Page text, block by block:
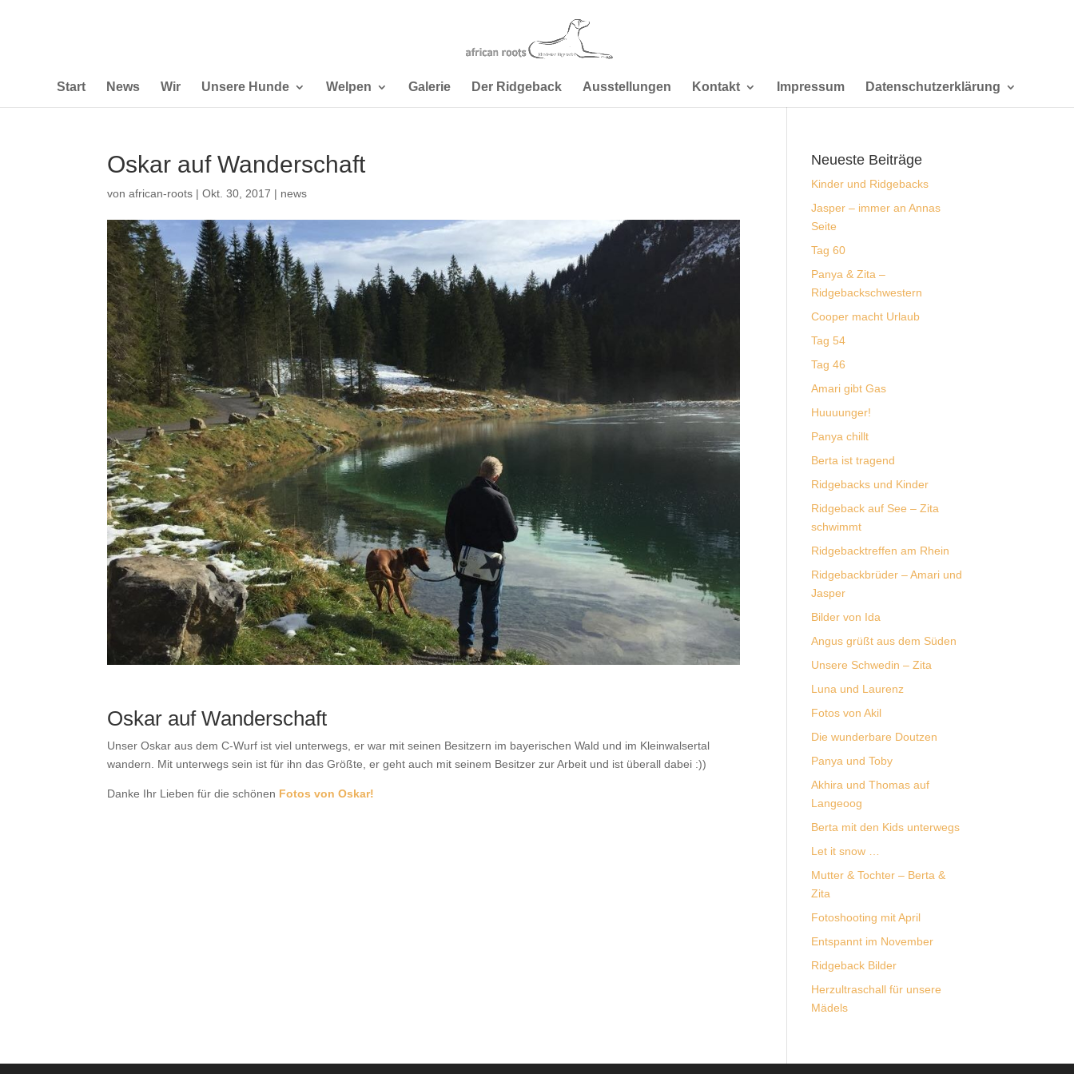
Start News Wir Unsere Hunde Welpen Galerie Der Ridgeback Ausstellungen Kontakt Impressum Datenschutzerklärung
Oskar auf Wanderschaft
vonafrican-roots |Okt. 30, 2017 | news
Oskar auf Wanderschaft
Unser Oskar aus dem C-Wurf ist viel unterwegs, er war mit seinen Besitzern im bayerischen Wald und im Kleinwalsertal
wandern. Mit unterwegs sein ist für ihn das Größte, er geht auch mit seinem Besitzer zur Arbeit und ist überall dabei :))
Danke Ihr Lieben für die schönen Fotos von Oskar!
Neueste Beiträge
Kinder und Ridgebacks
Jasper – immer an Annas
Seite
Tag 60
Panya & Zita –
Ridgebackschwestern
Cooper macht Urlaub
Tag 54
Tag 46
Amari gibt Gas
Huuuunger!
Panya chillt
Berta ist tragend
Ridgebacks und Kinder
Ridgeback auf See – Zita
schwimmt
Ridgebacktreffen am Rhein
Ridgebackbrüder – Amari und
Jasper
Bilder von Ida
Angus grüßt aus dem Süden
Unsere Schwedin – Zita
Luna und Laurenz
Fotos von Akil
Die wunderbare Doutzen
Panya und Toby
Akhira und Thomas auf
Langeoog
Berta mit den Kids unterwegs
Let it snow …
Mutter & Tochter – Berta &
Zita
Fotoshooting mit April
Entspannt im November
Ridgeback Bilder
Herzultraschall für unsere
Mädels